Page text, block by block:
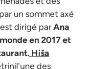
un sommet axé
dirigé parAna
en 2017 et
Hiša
l'une des